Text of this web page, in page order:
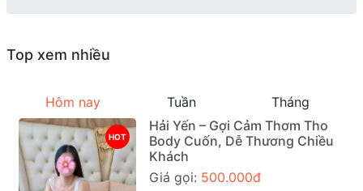
Top xem nhiều
Hôm nay Tuần Tháng
HOT
Hải Yến – Gợi Cảm Thơm Tho
Body Cuốn, Dễ Thương Chiều
Khách
Giá gọi: 500.000đ